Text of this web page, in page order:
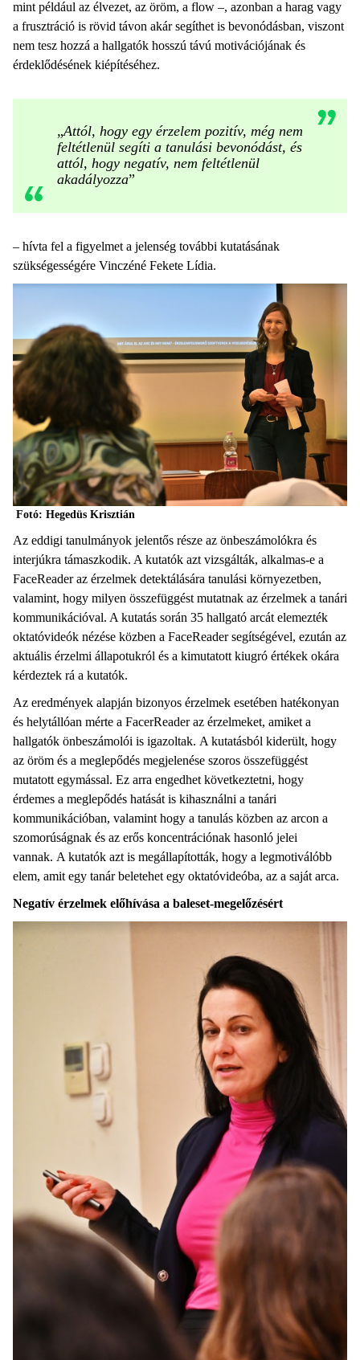
mint például az élvezet, az öröm, a flow –, azonban a harag vagy
a frusztráció is rövid távon akár segíthet is bevonódásban, viszont
nem tesz hozzá a hallgatók hosszú távú motivációjának és
érdeklődésének kiépítéséhez.
„Attól, hogy egy érzelem pozitív, még nem
feltétlenül segíti a tanulási bevonódást, és
attól, hogy negatív, nem feltétlenül
akadályozza”
– hívta fel a figyelmet a jelenség további kutatásának
szükségességére Vinczéné Fekete Lídia.
Fotó: Hegedüs Krisztián
Az eddigi tanulmányok jelentős része az önbeszámolókra és
interjúkra támaszkodik. A kutatók azt vizsgálták, alkalmas-e a
FaceReader az érzelmek detektálására tanulási környezetben,
valamint, hogy milyen összefüggést mutatnak az érzelmek a tanári
kommunikációval. A kutatás során 35 hallgató arcát elemezték
oktatóvideók nézése közben a FaceReader segítségével, ezután az
aktuális érzelmi állapotukról és a kimutatott kiugró értékek okára
kérdeztek rá a kutatók.
Az eredmények alapján bizonyos érzelmek esetében hatékonyan
és helytállóan mérte a FacerReader az érzelmeket, amiket a
hallgatók önbeszámolói is igazoltak. A kutatásból kiderült, hogy
az öröm és a meglepődés megjelenése szoros összefüggést
mutatott egymással. Ez arra engedhet következtetni, hogy
érdemes a meglepődés hatását is kihasználni a tanári
kommunikációban, valamint hogy a tanulás közben az arcon a
szomorúságnak és az erős koncentrációnak hasonló jelei
vannak. A kutatók azt is megállapították, hogy a legmotiválóbb
elem, amit egy tanár beletehet egy oktatóvideóba, az a saját arca.
Negatív érzelmek előhívása a baleset-megelőzésért